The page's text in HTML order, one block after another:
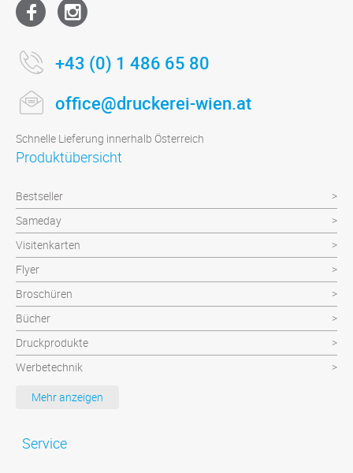
+43 (0) 1 486 65 80
office@druckerei-wien.at
Schnelle Lieferung innerhalb Österreich
Produktübersicht
Bestseller
Sameday
Visitenkarten
Flyer
Broschüren
Bücher
Druckprodukte
Werbetechnik
Werbeartikel
Plattendruck und Schilder
Mehr anzeigen
Service